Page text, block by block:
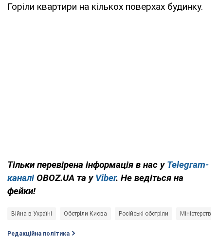
Горіли квартири на кількох поверхах будинку.
Тільки перевірена інформація в нас у Telegram-
каналі OBOZ.UA та у Viber. Не ведіться на
фейки!
Війна в Україні Обстріли Києва Російські обстріли
Редакційна політика